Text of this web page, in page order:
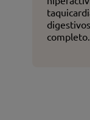
completo.